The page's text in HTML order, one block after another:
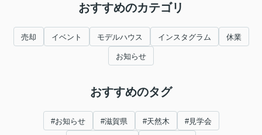
おすすめのカテゴリ
売却 イベント モデルハウス インスタグラム 休業
お知らせ
おすすめのタグ
#お知らせ #滋賀県 #天然木 #見学会